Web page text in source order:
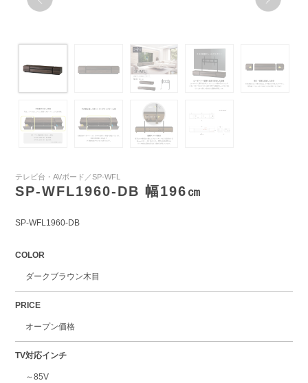
テレビ台・AVボード／SP-WFL
SP-WFL1960-DB 幅196㎝
SP-WFL1960-DB
COLOR
ダークブラウン木目
PRICE
オープン価格
TV対応インチ
～85V